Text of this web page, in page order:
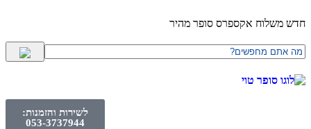
אקספרס סופר מהיר
לשירות והזמנות:
053-3737944